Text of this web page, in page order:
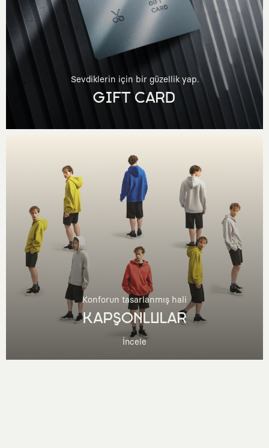
Sevdiklerin için bir güzellik yap.
GIFT CARD
Konforun tasarlanmış hali
KAPŞONLULAR
İncele